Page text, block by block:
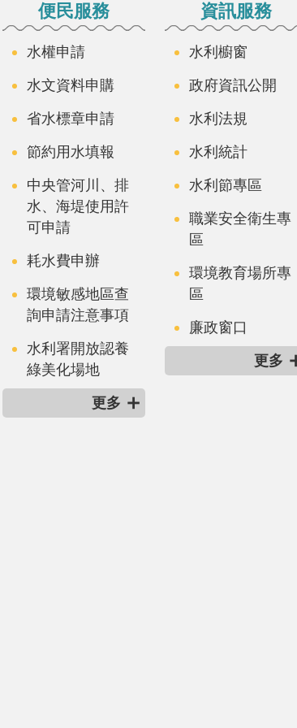
便民服務
水權申請
水文資料申購
省水標章申請
節約用水填報
中央管河川、排
水、海堤使用許
可申請
耗水費申辦
環境敏感地區查
詢申請注意事項
水利署開放認養
綠美化場地
更多
資訊服務
水利櫥窗
政府資訊公開
水利法規
水利統計
水利節專區
職業安全衛生專
區
環境教育場所專
區
廉政窗口
更多